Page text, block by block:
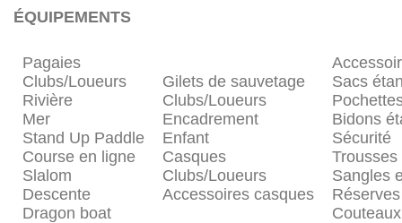
ÉQUIPEMENTS
Pagaies
Clubs/Loueurs
Rivière
Mer
Stand Up Paddle
Course en ligne
Slalom
Descente
Dragon boat
Gilets de sauvetage
Clubs/Loueurs
Encadrement
Enfant
Casques
Clubs/Loueurs
Accessoires casques
Sacs
Bidons
Sécurité
Sangles
Réserves
Couteaux